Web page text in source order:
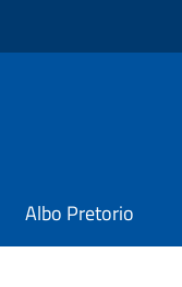
Albo Pretorio